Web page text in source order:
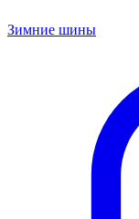
Зимние шины